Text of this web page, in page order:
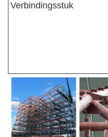
Verbindingsstuk